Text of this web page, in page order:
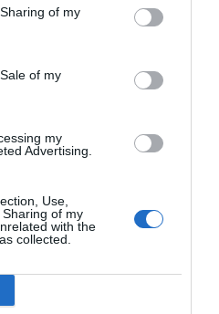
of my
of my
my
Advertising.
Use,
of my
with the
collected.
lo retuvieron hasta
policía.